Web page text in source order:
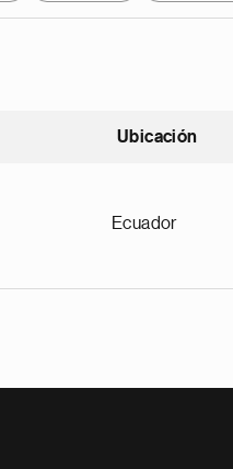
Ubicación
Ecuador